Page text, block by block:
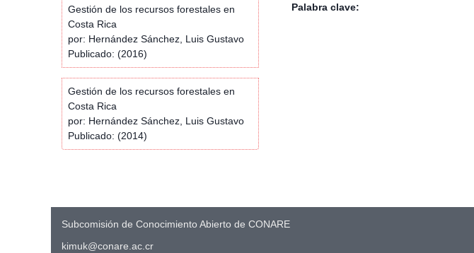
Palabra clave:
Gestión de los recursos forestales en
Costa Rica
por: Hernández Sánchez, Luis Gustavo
Publicado: (2016)
Gestión de los recursos forestales en
Costa Rica
por: Hernández Sánchez, Luis Gustavo
Publicado: (2014)
Subcomisión de Conocimiento Abierto de CONARE
kimuk@conare.ac.cr